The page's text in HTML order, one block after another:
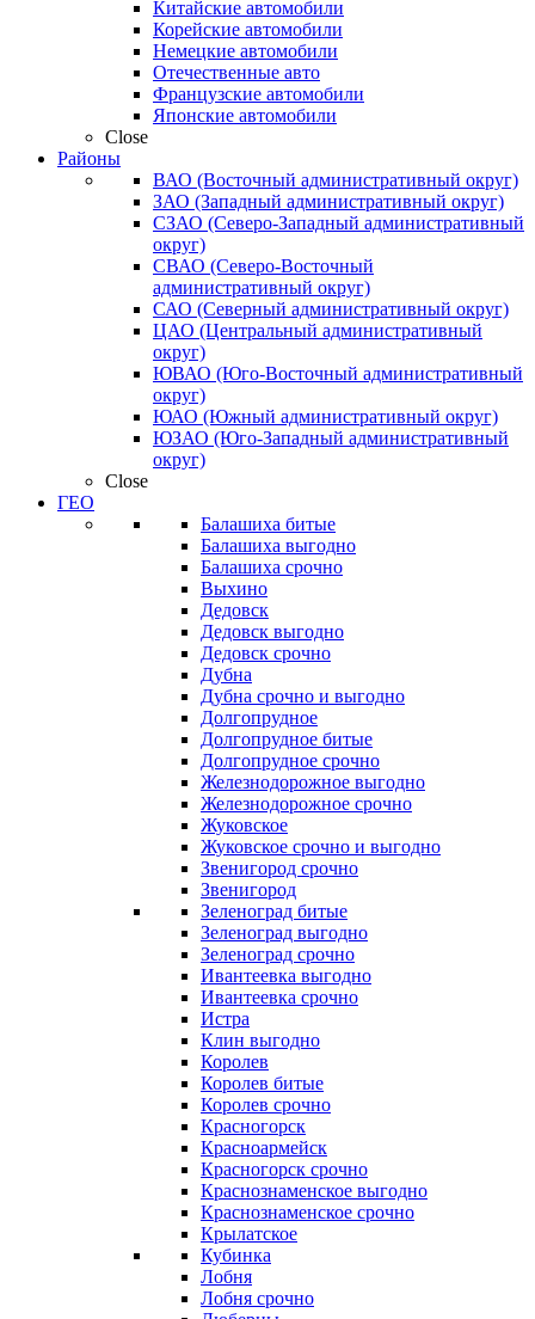
Китайские автомобили
Корейские автомобили
Немецкие автомобили
Отечественные авто
Французские автомобили
Японские автомобили
Close
Районы
ВАО (Восточный административный округ)
ЗАО (Западный административный округ)
СЗАО (Северо-Западный административный
округ)
СВАО (Северо-Восточный
административный округ)
САО (Северный административный округ)
ЦАО (Центральный административный
округ)
ЮВАО (Юго-Восточный административный
округ)
ЮАО (Южный административный округ)
ЮЗАО (Юго-Западный административный
округ)
Close
ГЕО
Балашиха битые
Балашиха выгодно
Балашиха срочно
Выхино
Дедовск
Дедовск выгодно
Дедовск срочно
Дубна
Дубна срочно и выгодно
Долгопрудное
Долгопрудное битые
Долгопрудное срочно
Железнодорожное выгодно
Железнодорожное срочно
Жуковское
Жуковское срочно и выгодно
Звенигород срочно
Звенигород
Зеленоград битые
Зеленоград выгодно
Зеленоград срочно
Ивантеевка выгодно
Ивантеевка срочно
Истра
Клин выгодно
Королев
Королев битые
Королев срочно
Красногорск
Красноармейск
Красногорск срочно
Краснознаменское выгодно
Краснознаменское срочно
Крылатское
Кубинка
Лобня
Лобня срочно